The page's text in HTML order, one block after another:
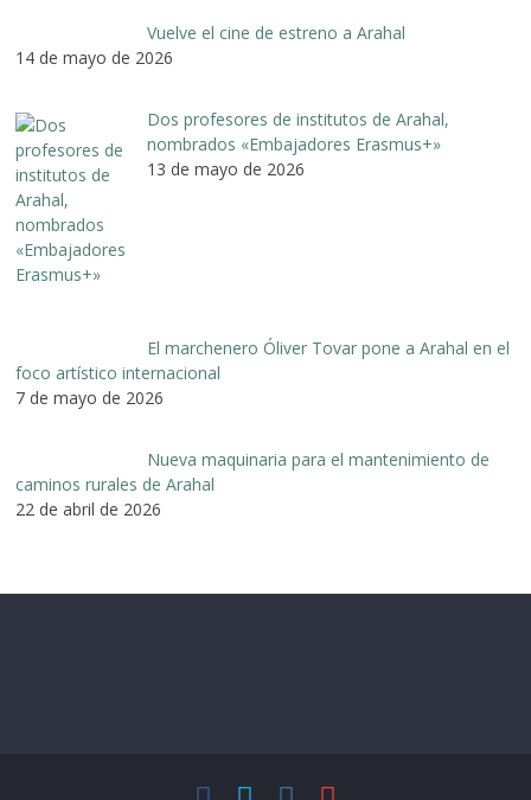
Vuelve el cine de estreno a Arahal
14 de mayo de 2026
Dos profesores de institutos de Arahal,
nombrados «Embajadores Erasmus+»
13 de mayo de 2026
El marchenero Óliver Tovar pone a Arahal en el
foco artístico internacional
7 de mayo de 2026
Nueva maquinaria para el mantenimiento de
caminos rurales de Arahal
22 de abril de 2026